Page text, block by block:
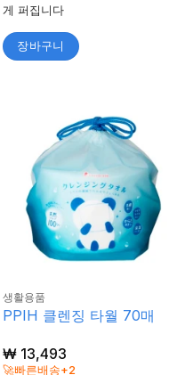
게 퍼집니다
장바구니
생활용품
PPIH 클렌징 타월 70매
₩13,493
🚀빠른배송+2